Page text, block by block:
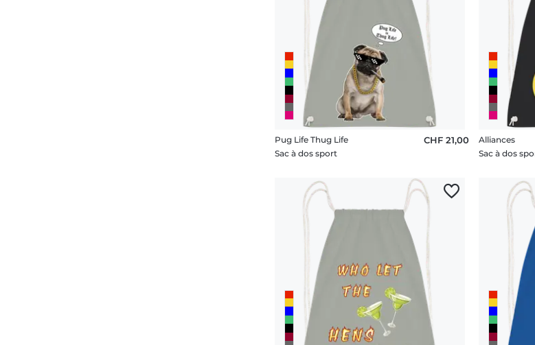
Pug Life Thug Life
Sac à dos sport
CHF 21,00
Alliances
Sac à dos